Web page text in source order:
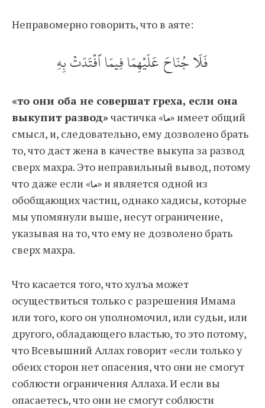
Неправомерно говорить, что в аяте:
فَلَا جُنَاحَ عَلَيۡهِمَا فِيمَا ٱفۡتَدَتۡ بِهِ
«то они оба не совершат греха, если она
выкупит развод»частичка «ما» имеет общий
смысл, и, следовательно, ему дозволено брать
то, что даст жена в качестве выкупа за развод
сверх махра. Это неправильный вывод, потому
что даже если «ما» и является одной из
обобщающих частиц, однако хадисы, которые
мы упомянули выше, несут ограничение,
указывая на то, что ему не дозволено брать
сверх махра.
Что касается того, что хулъа может
осуществиться только с разрешения Имама
или того, кого он уполномочил, или судьи, или
другого, обладающего властью, то это потому,
что Всевышний Аллах говорит «если только у
обеих сторон нет опасения, что они не смогут
соблюсти ограничения Аллаха. И если вы
опасаетесь, что они не смогут соблюсти